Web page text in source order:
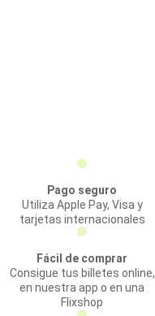
Pago seguro
Utiliza Apple Pay, Visa y
tarjetas internacionales
Fácil de comprar
Consigue tus billetes online,
en nuestra app o en una
Flixshop